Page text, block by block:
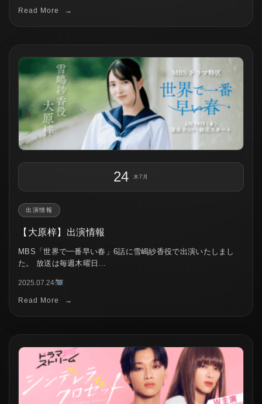
Read More →
24 木 7月
出演情報
【大原梓】出演情報
MBS「世界で一番早い春」6話に雪嶋紗香役で出演いたしまし
た。 放送は毎週木曜日...
2025.07.24
Read More →